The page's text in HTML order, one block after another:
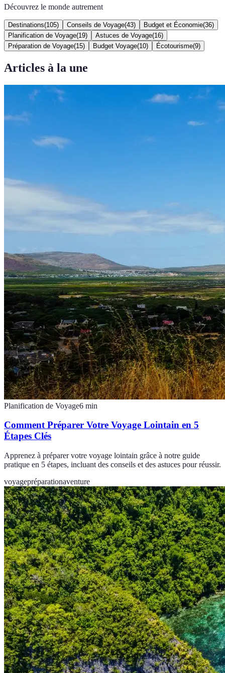
Découvrez le monde autrement
Destinations(105) Conseils de Voyage(43) Budget et Économie(36)
Planification de Voyage(19) Astuces de Voyage(16)
Préparation de Voyage(15) Budget Voyage(10) Écotourisme(9)
Articles à la une
Planification de Voyage6 min
Comment Préparer Votre Voyage Lointain en 5
Étapes Clés
Apprenez à préparer votre voyage lointain grâce à notre guide
pratique en 5 étapes, incluant des conseils et des astuces pour réussir.
voyagepréparationaventure